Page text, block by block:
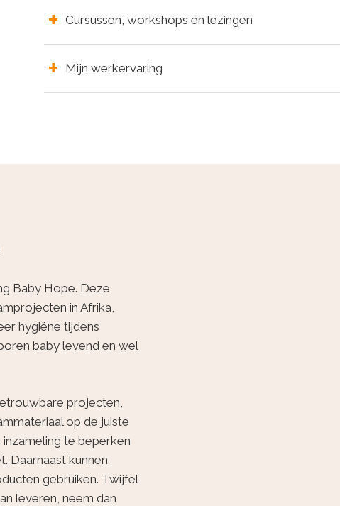
Cursussen, workshops en lezingen
Mijn werkervaring
Baby Hope. Deze
in Afrika,
hygiëne tijdens
baby levend en wel
projecten,
op de juiste
te beperken
Daarnaast kunnen
gebruiken. Twijfel
leveren, neem dan